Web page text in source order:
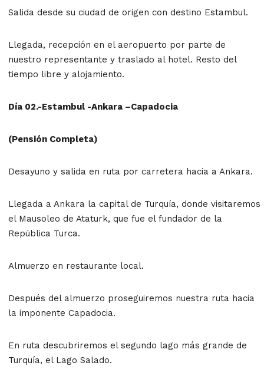
Salida desde su ciudad de origen con destino Estambul.
Llegada, recepción en el aeropuerto por parte de
nuestro representante y traslado al hotel. Resto del
tiempo libre y alojamiento.
Día 02.-Estambul -Ankara –Capadocia
(Pensión Completa)
Desayuno y salida en ruta por carretera hacia a Ankara.
Llegada a Ankara la capital de Turquía, donde visitaremos
el Mausoleo de Ataturk, que fue el fundador de la
República Turca.
Almuerzo en restaurante local.
Después del almuerzo proseguiremos nuestra ruta hacia
la imponente Capadocia.
En ruta descubriremos el segundo lago más grande de
Turquía, el Lago Salado.